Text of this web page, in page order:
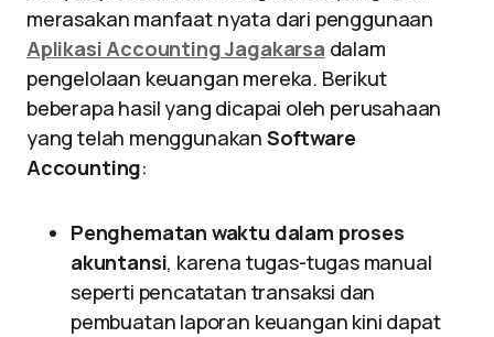
merasakan manfaat nyata dari penggunaan
Aplikasi Accounting Jagakarsa dalam
pengelolaan keuangan mereka. Berikut
beberapa hasil yang dicapai oleh perusahaan
yang telah menggunakan Software
Accounting:
Penghematan waktu dalam proses
akuntansi, karena tugas-tugas manual
seperti pencatatan transaksi dan
pembuatan laporan keuangan kini dapat